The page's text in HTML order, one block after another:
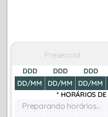
Presencial
DDD
DD/MM
DDD
DD/MM
DDD
DD/MM
* HORÁRIOS DE
Preparando horários...